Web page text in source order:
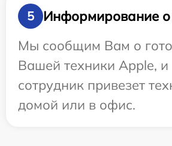
5
Информирование о
Мы сообщим Вам о
Вашей техники Apple,
сотрудник привезет
домой или в офис.